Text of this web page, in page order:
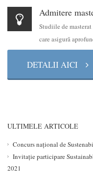
Admitere
Studiile de
care asigură
DETALII AICI
ULTIMELE ARTICOLE
Concurs național de
Invitație participare
2021